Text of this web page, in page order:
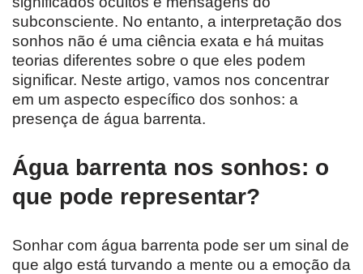
subconsciente. No entanto, a interpretação dos
sonhos não é uma ciência exata e há muitas
teorias diferentes sobre o que eles podem
significar. Neste artigo, vamos nos concentrar
em um aspecto específico dos sonhos: a
presença de água barrenta.
Água barrenta nos sonhos: o
que pode representar?
Sonhar com água barrenta pode ser um sinal de
que algo está turvando a mente ou a emoção da